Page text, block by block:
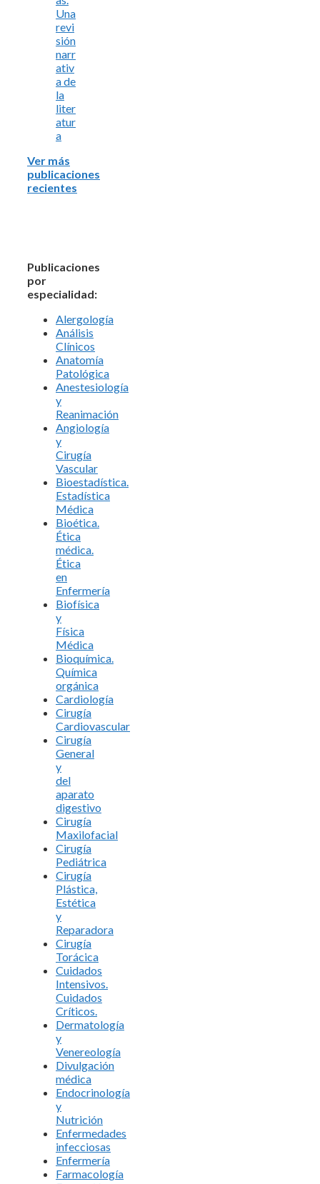
Una
revi
sión
narr
ativ
a de
la
liter
atur
a
Ver más
publicaciones
recientes
Publicaciones
por
especialidad:
Alergología
Análisis
Clínicos
Anatomía
Patológica
Anestesiología
y
Reanimación
Angiología
y
Cirugía
Vascular
Bioestadística.
Estadística
Médica
Bioética.
Ética
médica.
Ética
en
Enfermería
Biofísica
y
Física
Médica
Bioquímica.
Química
orgánica
Cardiología
Cirugía
Cardiovascular
Cirugía
General
y
del
aparato
digestivo
Cirugía
Maxilofacial
Cirugía
Pediátrica
Cirugía
Plástica,
Estética
y
Reparadora
Cirugía
Torácica
Cuidados
Intensivos.
Cuidados
Críticos.
Dermatología
y
Venereología
Divulgación
médica
Endocrinología
y
Nutrición
Enfermedades
infecciosas
Enfermería
Farmacología